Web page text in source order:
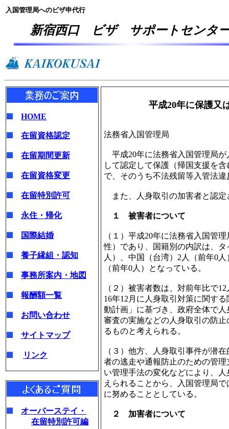
入国管理局へのビザ申代行
新宿西口 ビザ サポートセンタ
HOME
在留資格認定
在留期間更新
在留資格変更
在留特別許可
永住・帰化
国際結婚
養子縁組・認知
事務所案内・地図
報酬額一覧
お問い合わせ
サイトマップ
リンク
オーバーステイ・
在留特別許可編
平成20年に保護又は帰
法務省入国管理局
平成20年に法務省入国管理局が
して認定して保護（帰国支援を
で、そのうち不法残留等入管法
また、人身取引の加害者と認定
１ 被害者について
（１）平成20年に法務省入国管
性）であり、国籍別の内訳は、
人）、中国（台湾）2人（前年0
（前年0人）となっている。
（２）被害者数は、対前年比で
16年12月に人身取引対策に関す
動計画」に基づき、政府全体で
審査の実施などの人身取引の防
るものと考えられる。
（３）他方、人身取引事件が潜
者の逃走や通報防止のための管
い管理手法の変化などにより、
えられることから、入国管理局
に努めることとしている。
２ 加害者について